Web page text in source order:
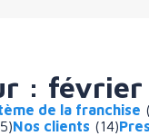
: février
de la franchise
Nos clients (14)